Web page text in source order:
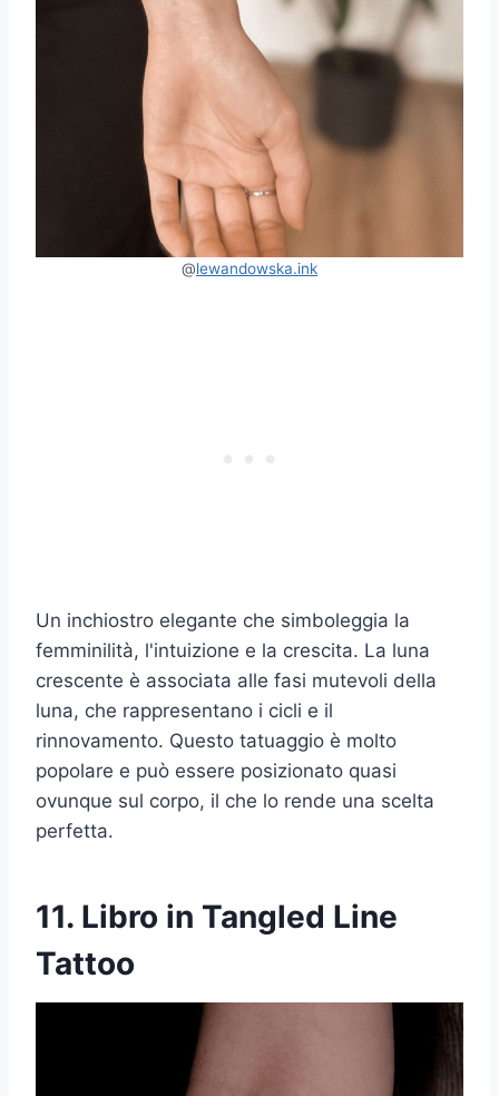
@lewandowska.ink
Un inchiostro elegante che simboleggia la
femminilità, l'intuizione e la crescita. La luna
crescente è associata alle fasi mutevoli della
luna, che rappresentano i cicli e il
rinnovamento. Questo tatuaggio è molto
popolare e può essere posizionato quasi
ovunque sul corpo, il che lo rende una scelta
perfetta.
11. Libro in Tangled Line
Tattoo